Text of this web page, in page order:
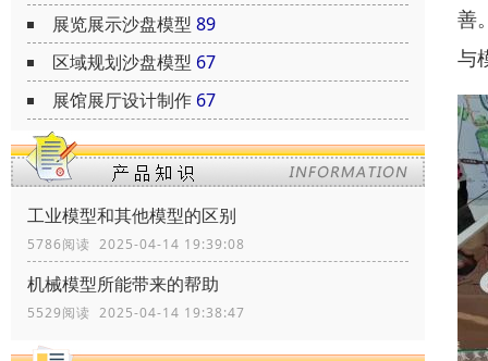
展览展示沙盘模型 89
区域规划沙盘模型 67
展馆展厅设计制作 67
工业模型和其他模型的区别
5786阅读 2025-04-14 19:39:08
机械模型所能带来的帮助
5529阅读 2025-04-14 19:38:47
善
与